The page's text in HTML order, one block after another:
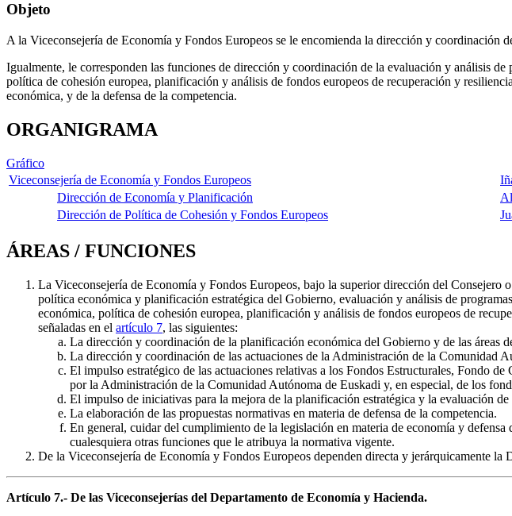
Objeto
A la Viceconsejería de Economía y Fondos Europeos se le encomienda la dirección y coordinación
Igualmente, le corresponden las funciones de dirección y coordinación de la evaluación y análisis
política de cohesión europea, planificación y análisis de fondos europeos de recuperación y
económica, y de la defensa de la competencia.
ORGANIGRAMA
Gráfico
Viceconsejería de Economía y Fondos Europeos
Dirección de Economía y Planificación
Dirección de Política de Cohesión y Fondos Europeos
ÁREAS / FUNCIONES
La Viceconsejería de Economía y Fondos Europeos, bajo la superior dirección del Consejero
política económica y planificación estratégica del Gobierno, evaluación y análisis de
económica, política de cohesión europea, planificación y análisis de fondos europeos de
señaladas en el artículo 7, las siguientes:
La dirección y coordinación de la planificación económica del Gobierno y de las áreas
La dirección y coordinación de las actuaciones de la Administración de la Comunidad
El impulso estratégico de las actuaciones relativas a los Fondos Estructurales, Fondo
por la Administración de la Comunidad Autónoma de Euskadi y, en especial, de los
El impulso de iniciativas para la mejora de la planificación estratégica y la evaluación
La elaboración de las propuestas normativas en materia de defensa de la competencia.
En general, cuidar del cumplimiento de la legislación en materia de economía y
cualesquiera otras funciones que le atribuya la normativa vigente.
De la Viceconsejería de Economía y Fondos Europeos dependen directa y jerárquicamente
Artículo 7.- De las Viceconsejerías del Departamento de Economía y Hacienda.